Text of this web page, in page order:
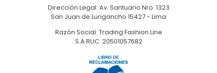
Dirección Legal: Av. Santuario Nro. 1323
San Juan de Lurigancho 15427 - Lima
Razón Social: Trading Fashion Line
S.A.RUC: 20501057682